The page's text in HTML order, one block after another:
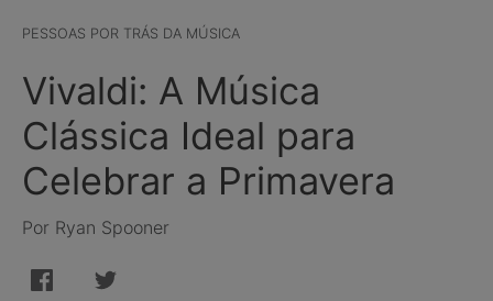
PESSOAS POR TRÁS DA MÚSICA
Vivaldi: A Música
Clássica Ideal para
Celebrar a Primavera
Por Ryan Spooner